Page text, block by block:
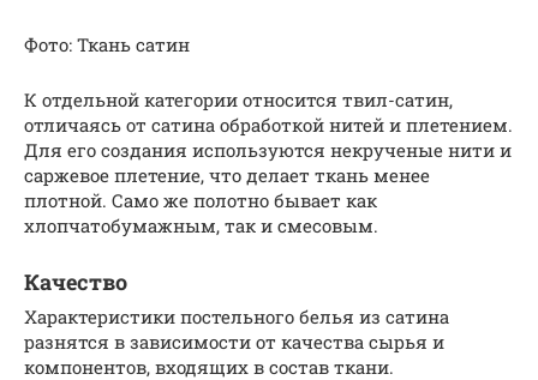
Фото: Ткань сатин
К отдельной категории относится твил-сатин,
отличаясь от сатина обработкой нитей и плетением.
Для его создания используются некрученые нити и
саржевое плетение, что делает ткань менее
плотной. Само же полотно бывает как
хлопчатобумажным, так и смесовым.
Качество
Характеристики постельного белья из сатина
разнятся в зависимости от качества сырья и
компонентов, входящих в состав ткани.